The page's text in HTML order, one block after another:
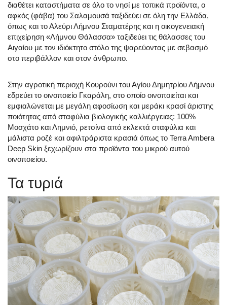
διαθέτει καταστήματα σε όλο το νησί με τοπικά προϊόντα, ο
αφκός (φάβα) του Σαλαμουσά ταξιδεύει σε όλη την Ελλάδα,
όπως και το Αλεύρι Λήμνου Σταματέρης και η οικογενειακή
επιχείρηση «Λήμνου Θάλασσα» ταξιδεύει τις θάλασσες του
Αιγαίου με τον ιδιόκτητο στόλο της ψαρεύοντας με σεβασμό
στο περιβάλλον και στον άνθρωπο.
Στην αγροτική περιοχή Κουρούνι του Αγίου Δημητρίου Λήμνου
εδρεύει το οινοποιείο Γκαράλη, στο οποίο οινοποιείται και
εμφιαλώνεται με μεγάλη αφοσίωση και μεράκι κρασί άριστης
ποιότητας από σταφύλια βιολογικής καλλιέργειας: 100%
Μοσχάτο και Λημνιό, ρετσίνα από εκλεκτά σταφύλια και
μάλιστα ροζέ και αφιλτράριστα κρασιά όπως το Terra Ambera
Deep Skin ξεχωρίζουν στα προϊόντα του μικρού αυτού
οινοποιείου.
Τα τυριά